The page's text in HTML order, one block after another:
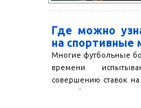
Где можно
на спортивные
Многие футбольные
времени
совершению ставок
С одной стороны, это